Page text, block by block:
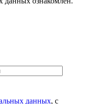
данных, с